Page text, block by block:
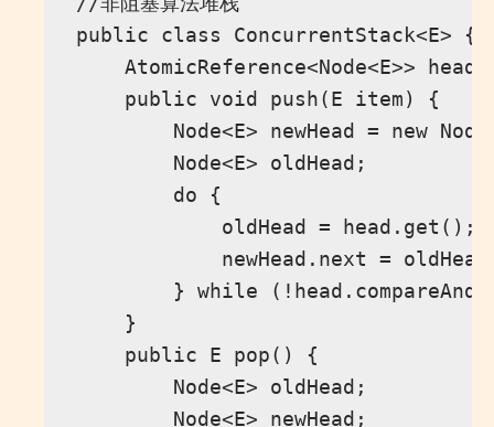
public class ConcurrentStack<E> {
AtomicReference<Node<E>> head
    public void push(E item) {
Node<E> newHead = new
        Node<E> oldHead;
        do {
            oldHead = head.get();
newHead.next =
} while
    }
    public E pop() {
        Node<E> oldHead;
        Node<E> newHead;